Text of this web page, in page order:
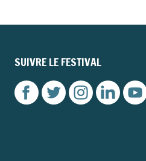
SUIVRE LE FESTIVAL